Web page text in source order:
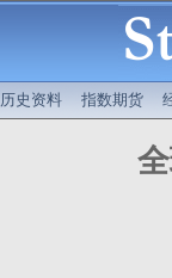
历史资料 指数期货